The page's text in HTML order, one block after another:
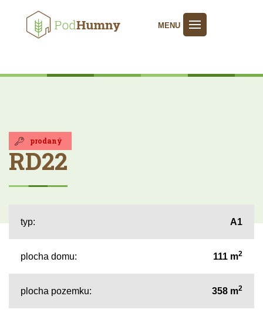
MENU
prodaný
RD22
typ: A1
plocha domu: 111 m2
plocha pozemku: 358 m2